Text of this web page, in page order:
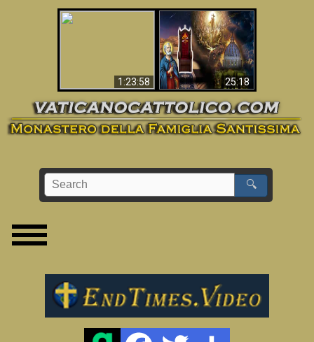
1:23:58 25:18
La Bibbia ha previsto
70 anni senza Papa?
🔍